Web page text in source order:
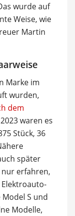
wurde auf
Weise, wie
Martin
Marke im
wurden,
dem
waren es
Stück, 36
später
nur erfahren,
S und
Modelle,